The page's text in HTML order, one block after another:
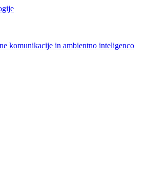
komunikacije in ambientno inteligenco